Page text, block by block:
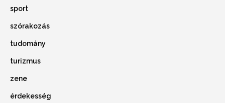
sport
szórakozás
tudomány
turizmus
zene
érdekesség